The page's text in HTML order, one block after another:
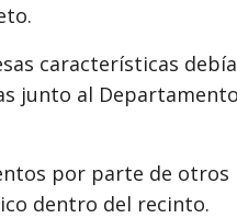
características
junto al
por parte de
dentro del recinto.